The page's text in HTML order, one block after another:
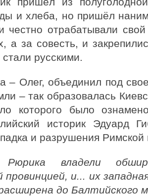
и хлеба, но пришёл
честно отрабатывали
а за совесть, и
стали русскими.
– Олег, объединил под
– так образовалась
которого было
историк Эдуард
и разрушения
Рюрика владели
провинцией, и... их
до Балтийского